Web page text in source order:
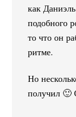
как
подобного
то что он
ритме.
Но
получил 🙂